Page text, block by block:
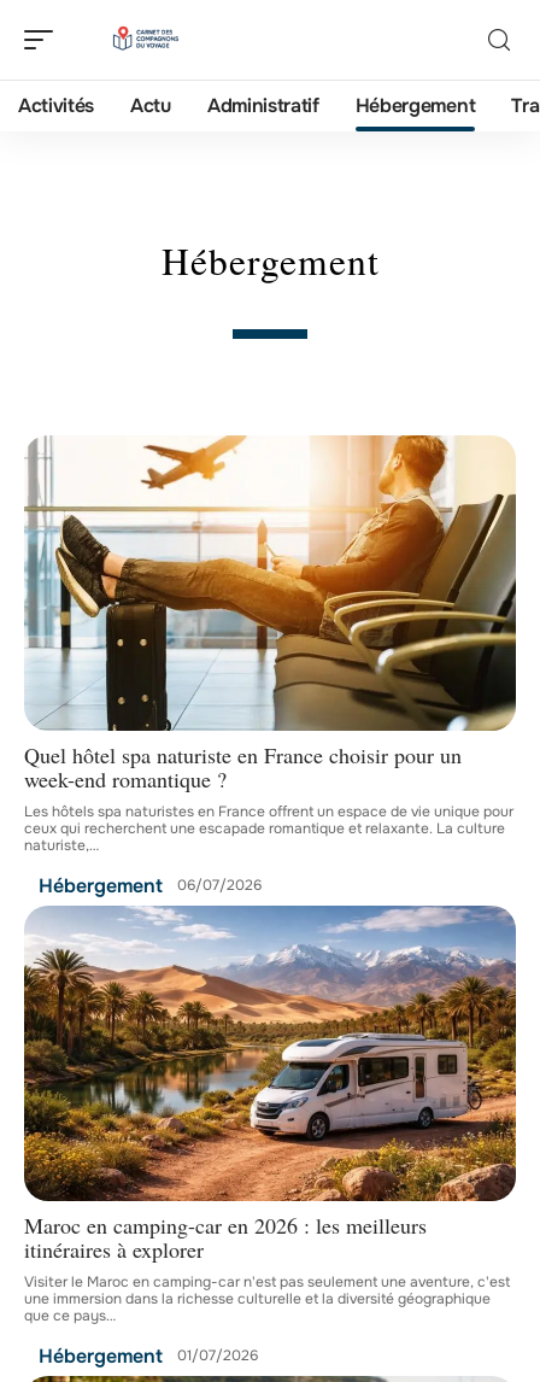
Activités Actu Administratif Hébergement
Hébergement
Quel hôtel spa naturiste en France choisir pour un
week-end romantique ?
Les hôtels spa naturistes en France offrent un espace de vie unique pour
ceux qui recherchent une escapade romantique et relaxante. La culture
naturiste,…
Hébergement 06/07/2026
Maroc en camping-car en 2026 : les meilleurs
itinéraires à explorer
Visiter le Maroc en camping-car n'est pas seulement une aventure, c'est
une immersion dans la richesse culturelle et la diversité géographique
que ce pays…
Hébergement 01/07/2026